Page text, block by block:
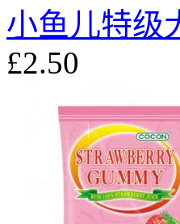
小鱼儿特级
£2.50